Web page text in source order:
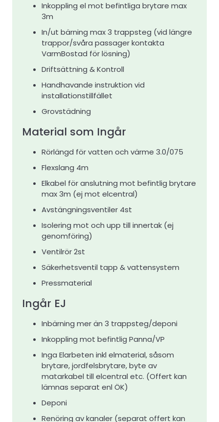
Inkoppling el mot befintliga brytare max
3m
In/ut bärning max 3 trappsteg (vid längre
trappor/svåra passager kontakta
VarmBostad för lösning)
Driftsättning & Kontroll
Handhavande instruktion vid
installationstillfället
Grovstädning
Material som Ingår
Rörlängd för vatten och värme 3.0/075
Flexslang 4m
Elkabel för anslutning mot befintlig brytare
max 3m (ej mot elcentral)
Avstängningsventiler 4st
Isolering mot och upp till innertak (ej
genomföring)
Ventilrör 2st
Säkerhetsventil tapp & vattensystem
Pressmaterial
Ingår EJ
Inbärning mer än 3 trappsteg/deponi
Inkoppling mot befintlig Panna/VP
Inga Elarbeten inkl elmaterial, såsom
brytare, jordfelsbrytare, byte av
matarkabel till elcentral etc. (Offert kan
lämnas separat enl ÖK)
Deponi
Renöring av kanaler (separat offert kan